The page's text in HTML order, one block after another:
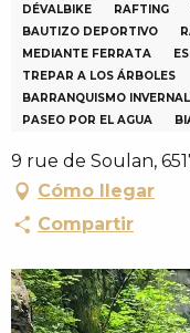
u
c
o
n
t
n
u
p
i
n
DÉVALBIKE
RAFTING
BAUTIZO DEPORTIVO
MEDIANTE FERRATA
TREPAR A LOS ÁRBOLES
BARRANQUISMO INVERNAL
PASEO POR EL AGUA
9 rue de Soulan,
Cómo llegar
Compartir